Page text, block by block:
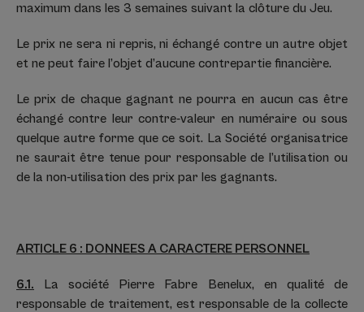
maximum dans les 3 semaines suivant la clôture du Jeu.
Le prix ne sera ni repris, ni échangé contre un autre objet
et ne peut faire l’objet d’aucune contrepartie financière.
Le prix de chaque gagnant ne pourra en aucun cas être
échangé contre leur contre-valeur en numéraire ou sous
quelque autre forme que ce soit. La Société organisatrice
ne saurait être tenue pour responsable de l’utilisation ou
de la non-utilisation des prix par les gagnants.
ARTICLE 6 : DONNEES A CARACTERE PERSONNEL
6.1. La société Pierre Fabre Benelux, en qualité de
responsable de traitement, est responsable de la collecte